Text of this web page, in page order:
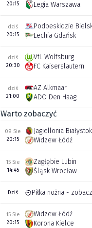
20:15
Legia Warszawa
dziś
20:15
Podbeskidzie
Lechia Gdańsk
dziś
20:30
VfL Wolfsburg
FC Kaiserslautern
dziś
21:00
AZ Alkmaar
ADO Den Haag
Warto zobaczyć
09 Sie
20:15
Jagiellonia Białystok
Widzew Łódź
15 Sie
14:45
Zagłębie Lubin
Śląsk Wrocław
Dziś Piłka nożna -
15 Sie
20:15
Widzew Łódź
Korona Kielce